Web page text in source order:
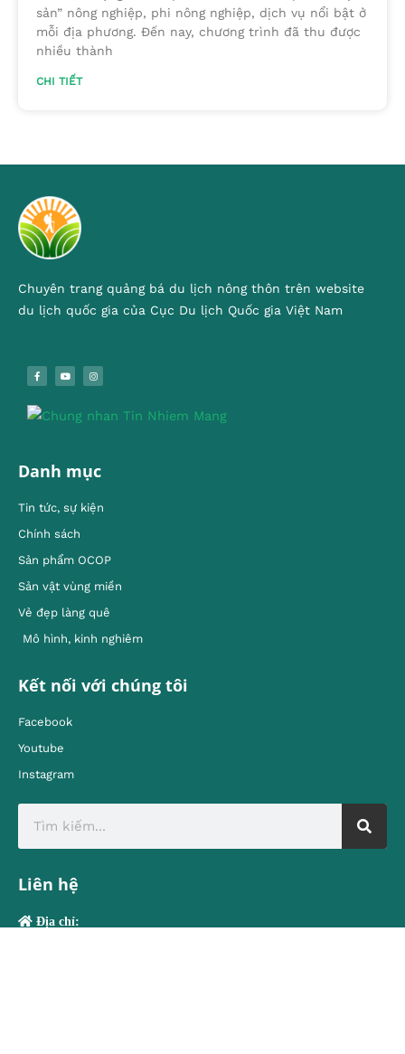
sản” nông nghiệp, phi nông nghiệp, dịch vụ nổi bật ở
mỗi địa phương. Đến nay, chương trình đã thu được
nhiều thành
CHI TIẾT
Chuyên trang quảng bá du lịch nông thôn trên website
du lịch quốc gia của Cục Du lịch Quốc gia Việt Nam
Danh mục
Tin tức, sự kiện
Chính sách
Sản phẩm OCOP
Sản vật vùng miền
Vẻ đẹp làng quê
Mô hình, kinh nghiêm
Kết nối với chúng tôi
Facebook
Youtube
Instagram
Liên hệ
Địa chỉ: